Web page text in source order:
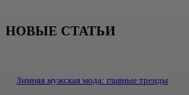
НОВЫЕ СТАТЬИ
Зимняя мужская мода: главные тренды